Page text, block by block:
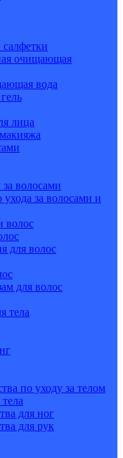
очищающая
вода
лица
волосами
ухода за волосами и
волос
для волос
для волос
тела
по уходу за телом
для ног
для рук